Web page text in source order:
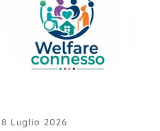
8 Luglio 2026